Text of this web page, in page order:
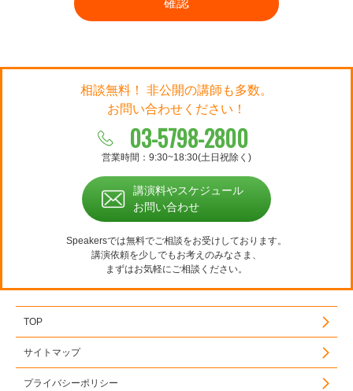
相談無料！ 非公開の講師も多数。
お問い合わせください！
03-5798-2800
営業時間：9:30~18:30(土日祝除く)
講演料やスケジュール
お問い合わせ
Speakersでは無料でご相談をお受けしております。
講演依頼を少しでもお考えのみなさま、
まずはお気軽にご相談ください。
TOP
サイトマップ
プライバシーポリシー